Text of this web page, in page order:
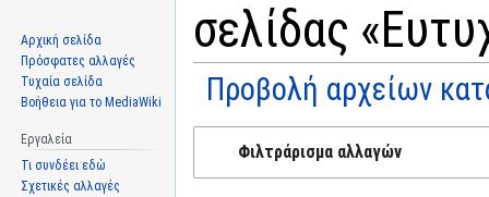
σελίδας
Προβολή αρχείων
Φιλτράρισμα αλλαγών
Αρχική σελίδα
Πρόσφατες αλλαγές
Τυχαία σελίδα
Βοήθεια για το MediaWiki
Εργαλεία
Τι συνδέει εδώ
Σχετικές αλλαγές